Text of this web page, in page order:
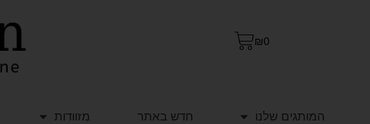
₪0
המותגים שלנו חדש באתר מזוודות